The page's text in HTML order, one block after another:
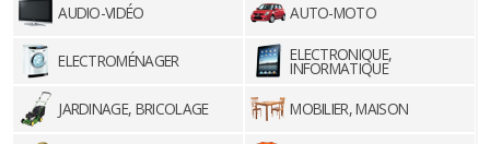
AUDIO-VIDÉO AUTO-MOTO
ELECTROMÉNAGER ELECTRONIQUE,
INFORMATIQUE
JARDINAGE, BRICOLAGE
MOBILIER, MAISON